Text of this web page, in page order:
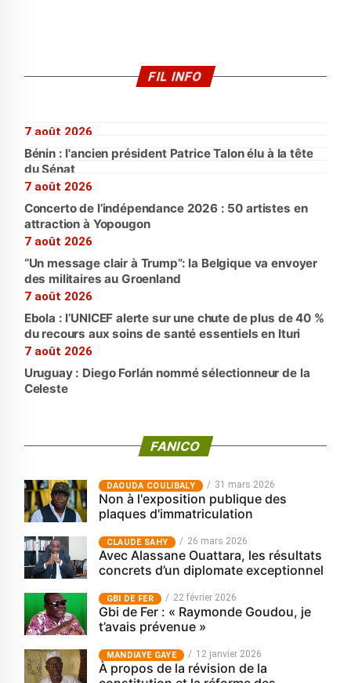
FIL INFO
7 août 2026
Bénin : l'ancien président Patrice Talon élu à la tête
du Sénat
7 août 2026
Concerto de l’indépendance 2026 : 50 artistes en
attraction à Yopougon
7 août 2026
“Un message clair à Trump”: la Belgique va envoyer
des militaires au Groenland
7 août 2026
Ebola : l’UNICEF alerte sur une chute de plus de 40 %
du recours aux soins de santé essentiels en Ituri
7 août 2026
Uruguay : Diego Forlán nommé sélectionneur de la
Celeste
FANICO
‎DAOUDA COULIBALY 31 mars 2026
Non à l'exposition publique des
plaques d'immatriculation
CLAUDE SAHY 26 mars 2026
Avec Alassane Ouattara, les résultats
concrets d’un diplomate exceptionnel
GBI DE FER 22 février 2026
Gbi de Fer : « Raymonde Goudou, je
t’avais prévenue »
MANDIAYE GAYE 12 janvier 2026
À propos de la révision de la